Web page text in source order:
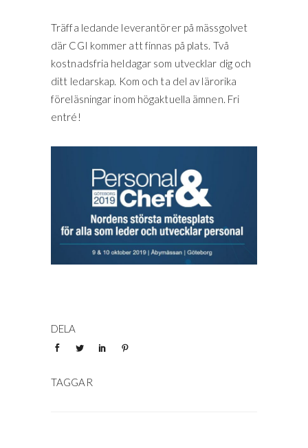
Träffa ledande leverantörer på mässgolvet
där CGI kommer att finnas på plats. Två
kostnadsfria heldagar som utvecklar dig och
ditt ledarskap. Kom och ta del av lärorika
föreläsningar inom högaktuella ämnen. Fri
entré!